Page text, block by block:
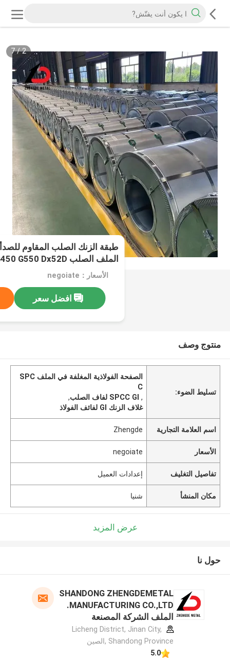
2
/
7
الملف الصلب G350 G450 G550 Dx52D
الأسعار：negoiate
افضل سعر
منتوج وصف
تسليط الضوء:
الصفحة الفولاذية المغلفة في الملف SPC
C
, SPCC Gl لفاف الصلب
,
غلاف الزنك Gl لفائف الفولاذ
اسم العلامة التجارية Zhengde
الأسعار negoiate
تفاصيل التغليف إعدادات العميل
مكان المنشأ شنيا
عرض المزيد
حول نا
SHANDONG ZHENGDEMETAL
MANUFACTURING CO.,LTD.
الملف الشركة المصنعة
Licheng District, Jinan City,
Shandong Province ,الصين
5.0